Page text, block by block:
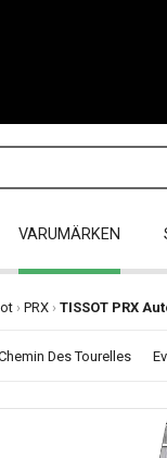
VARUMÄRKEN
› PRX › TISSOT PRX
Des Tourelles